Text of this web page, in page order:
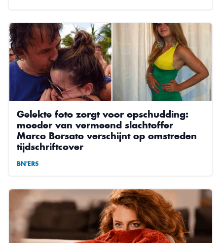
Gelekte foto zorgt voor opschudding:
moeder van vermeend slachtoffer
Marco Borsato verschijnt op omstreden
tijdschriftcover
BN'ERS